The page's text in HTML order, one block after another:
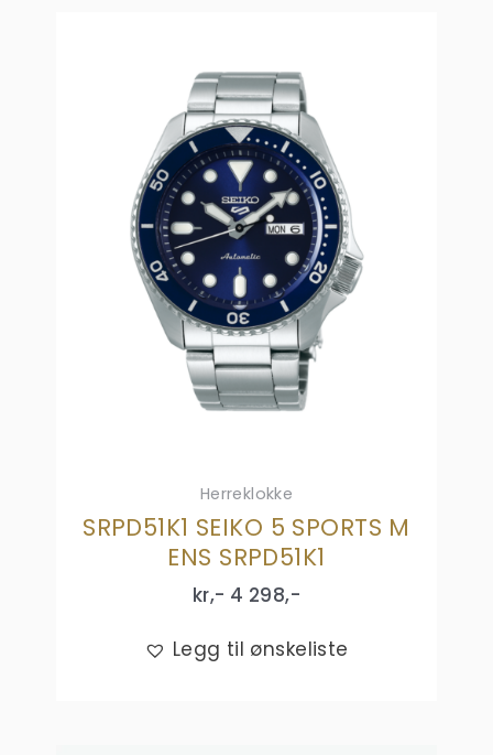
Herreklokke
SRPD51K1 SEIKO 5 SPORTS M
ENS SRPD51K1
kr,- 4 298,-
Legg til ønskeliste